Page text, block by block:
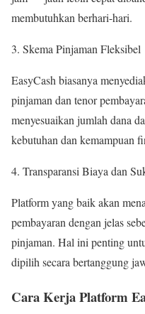
membutuhkan berhari-hari.
Skema Pinjaman Fleksibel
EasyCash biasanya
pinjaman dan tenor
menyesuaikan jumlah dana
kebutuhan dan kemampuan
Transparansi Biaya dan
Platform yang baik akan
pembayaran dengan jelas
pinjaman. Hal ini penting
dipilih secara bertanggung
Cara Kerja Platform